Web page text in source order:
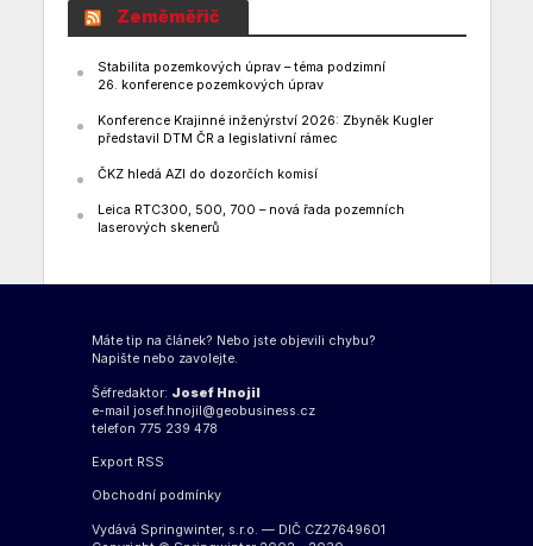
Zeměměřič
Stabilita pozemkových úprav – téma podzimní
26. konference pozemkových úprav
Konference Krajinné inženýrství 2026: Zbyněk Kugler
představil DTM ČR a legislativní rámec
ČKZ hledá AZI do dozorčích komisí
Leica RTC300, 500, 700 – nová řada pozemních
laserových skenerů
Máte tip na článek? Nebo jste objevili chybu?
Napište nebo zavolejte.
Šéfredaktor: Josef Hnojil
e-mail josef.hnojil@geobusiness.cz
telefon 775 239 478
Export RSS
Obchodní podmínky
Vydává Springwinter, s.r.o. — DIČ CZ27649601